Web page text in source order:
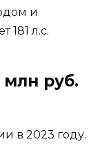
и
181 л.с.
руб.